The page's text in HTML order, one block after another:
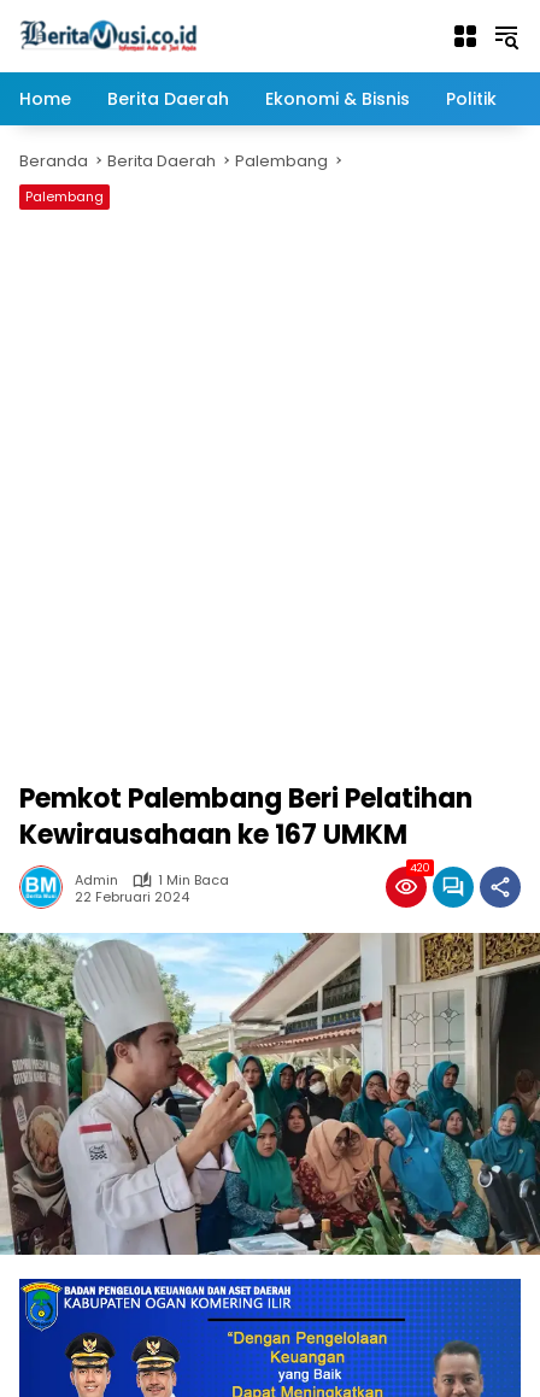
Home
Berita Daerah Ekonomi & Bisnis Politik
Beranda Berita Daerah Palembang
Palembang
Pemkot Palembang Beri Pelatihan
Kewirausahaan ke 167 UMKM
Admin
1 Min Baca
22 Februari 2024
420